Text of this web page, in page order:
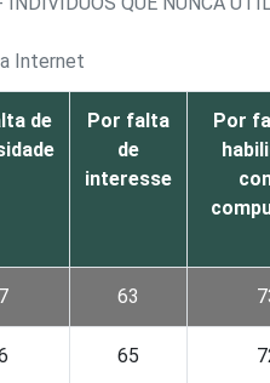
Internet
de
Por falta
de
interesse
Por
63
65